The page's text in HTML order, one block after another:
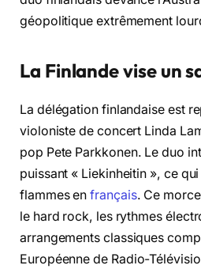
géopolitique extrêmement
La Finlande vise un
La délégation finlandaise est
violoniste de concert Linda
pop Pete Parkkonen. Le duo
puissant « Liekinheitin », ce
flammes enfrançais. Ce
le hard rock, les rythmes
arrangements classiques
Européenne de Radio-